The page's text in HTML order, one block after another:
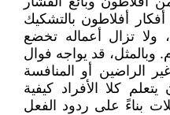
أفكار أفلاطون بالتشكيك
ولا تزال أعماله تخضع
وبالمثل، قد يواجه فوال
الراضين أو المنافسة
كلا الأفراد كيفية
بناءً على ردود الفعل